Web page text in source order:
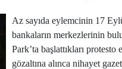
Az sayıda eylemcinin 17
bankaların merkezlerinin
Park’ta başlattıkları
gözaltına alınca nihayet